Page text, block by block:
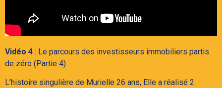
Vidéo 4 : Le parcours des investisseurs immobiliers partis
de zéro (Partie 4)
L’histoire singulière de Murielle 26 ans, Elle a réalisé 2